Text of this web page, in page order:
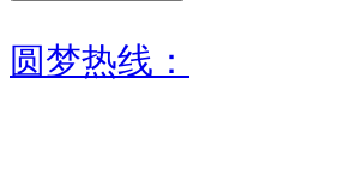
圆梦热线：